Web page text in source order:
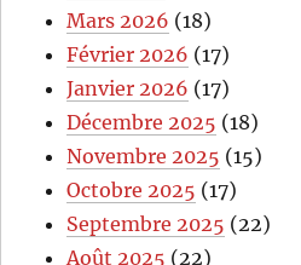
Mars 2026 (18)
Février 2026 (17)
Janvier 2026 (17)
Décembre 2025 (18)
Novembre 2025 (15)
Octobre 2025 (17)
Septembre 2025 (22)
Août 2025 (22)